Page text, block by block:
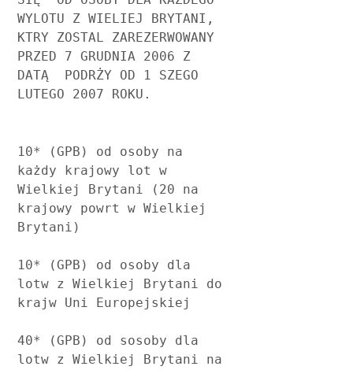
WYLOTU Z WIELIEJ BRYTANI,
KTRY ZOSTAL ZAREZERWOWANY
PRZED 7 GRUDNIA 2006 Z
DATĄ  PODRŻY OD 1 SZEGO
LUTEGO 2007 ROKU.
10* (GPB) od osoby na
każdy krajowy lot w
Wielkiej Brytani (20 na
krajowy powrt w Wielkiej
Brytani)
10* (GPB) od osoby dla
lotw z Wielkiej Brytani do
krajw Uni Europejskiej
40* (GPB) od sosoby dla
lotw z Wielkiej Brytani na